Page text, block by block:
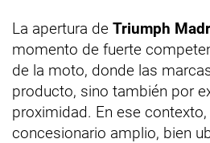
La apertura de Triumph
momento de fuerte
de la moto, donde las
producto, sino también por
proximidad. En ese
concesionario amplio, bien